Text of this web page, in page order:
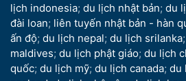
lịch indonesia; du lịch nhật bản; du
đài loan; liên tuyến nhật bản - hàn
ấn độ; du lịch nepal; du lịch srilanka;
maldives; du lịch phật giáo; du lịch
quốc; du lịch mỹ; du lịch canada; du